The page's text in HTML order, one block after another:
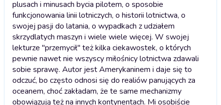
plusach i minusach bycia pilotem, o sposobie
funkcjonowania linii lotniczych, o historii lotnictwa, o
swojej pasji do latania, o wypadkach z udziałem
skrzydlatych maszyn i wiele wiele więcej. W swojej
lekturze "przemycił" też kilka ciekawostek, o których
pewnie nawet nie wszyscy miłośnicy lotnictwa zdawali
sobie sprawę. Autor jest Amerykaninem i daje się to
odczuć, bo często odnosi się do realiów panujących za
oceanem, choć zakładam, że te same mechanizmy
obowiązują też na innych kontynentach. Mi osobiście